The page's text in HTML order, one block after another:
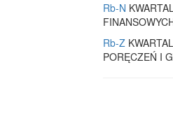
Rb-N
Rb-Z
PORĘCZEŃ I